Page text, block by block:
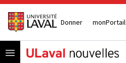
Donner monPortail
Open menu